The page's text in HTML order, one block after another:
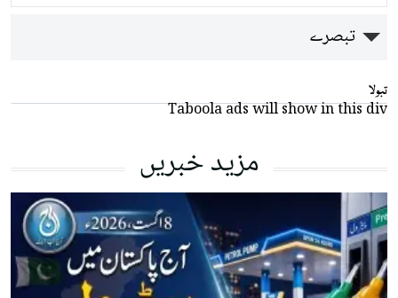
تبصرے
تبولا
Taboola ads will show in this div
مزید خبریں